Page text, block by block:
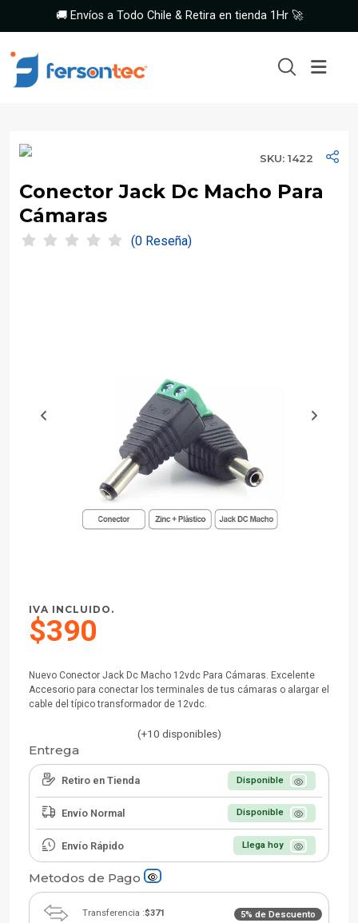
🚚 Envíos a Todo Chile & Retira en tienda 1Hr 🚀
SKU: 1422
Conector Jack Dc Macho Para
Cámaras
(0 Reseña)
IVA INCLUIDO.
$390
Nuevo Conector Jack Dc Macho 12vdc Para Cámaras. Excelente
Accesorio para conectar los terminales de tus cámaras o alargar el
cable del típico transformador de 12vdc.
(+10 disponibles)
Entrega
Retiro en Tienda Disponible
Envío Normal Disponible
Envío Rápido Llega hoy
Metodos de Pago
Transferencia :$371 5% de Descuento